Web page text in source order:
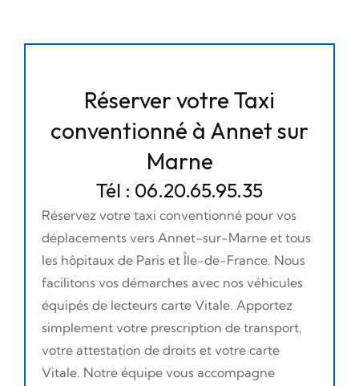
Réserver votre Taxi
conventionné à Annet sur
Marne
Tél : 06.20.65.95.35
Réservez votre taxi conventionné pour vos
déplacements vers Annet-sur-Marne et tous
les hôpitaux de Paris et Île-de-France. Nous
facilitons vos démarches avec nos véhicules
équipés de lecteurs carte Vitale. Apportez
simplement votre prescription de transport,
votre attestation de droits et votre carte
Vitale. Notre équipe vous accompagne